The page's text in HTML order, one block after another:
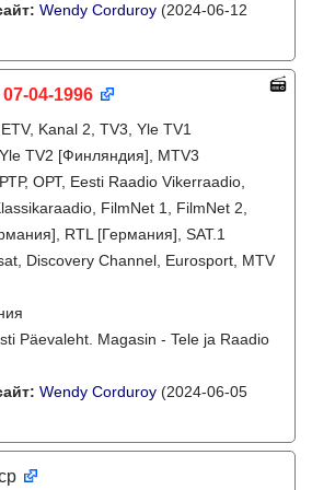
Wendy Corduroy (2024-06-12
04-1996
ETV, Kanal 2, TV3, Yle TV1
TV2 [Финляндия], MTV3
ОРТ, Eesti Raadio Vikerraadio,
FilmNet 1, FilmNet 2,
RTL [Германия], SAT.1
Discovery Channel, Eurosport, MTV
Päevaleht. Magasin - Tele ja Raadio
Wendy Corduroy (2024-06-05